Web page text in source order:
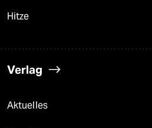
Hitze
Verlag
Aktuelles